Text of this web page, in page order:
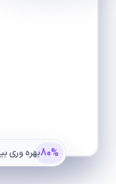
80%بهره وری